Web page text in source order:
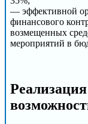
— эффективной
финансового
возмещенных
мероприятий в